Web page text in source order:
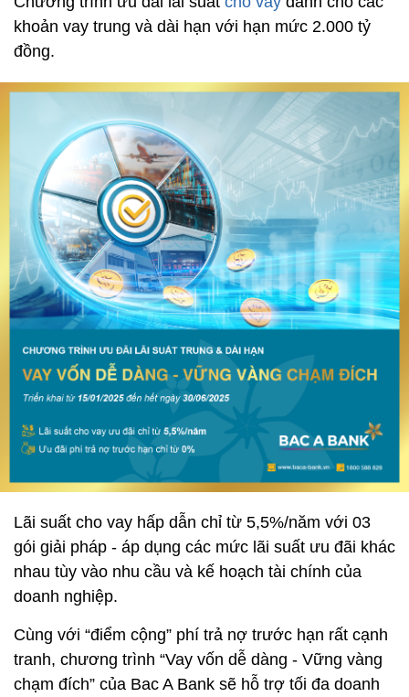
khoản vay trung và dài hạn với hạn mức 2.000 tỷ
đồng.
Lãi suất cho vay hấp dẫn chỉ từ 5,5%/năm với 03
gói giải pháp - áp dụng các mức lãi suất ưu đãi khác
nhau tùy vào nhu cầu và kế hoạch tài chính của
doanh nghiệp.
Cùng với “điểm cộng” phí trả nợ trước hạn rất cạnh
tranh, chương trình “Vay vốn dễ dàng - Vững vàng
chạm đích” của Bac A Bank sẽ hỗ trợ tối đa doanh